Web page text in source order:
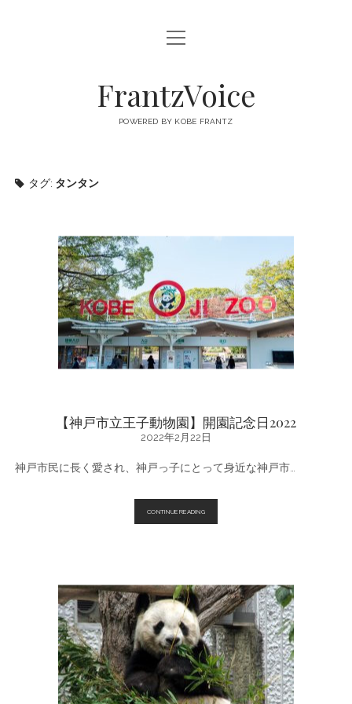
FRANTZVOICE
open
menu
FrantzVoice
POWERED BY KOBE FRANTZ
タグ: タンタン
【神戸市立王子動物園】開園記念日2022
2022年2月22日
神戸市民に長く愛され、神戸っ子にとって身近な神戸市…
CONTINUE READING【神
物
園】
開
園
記
念
日
2022